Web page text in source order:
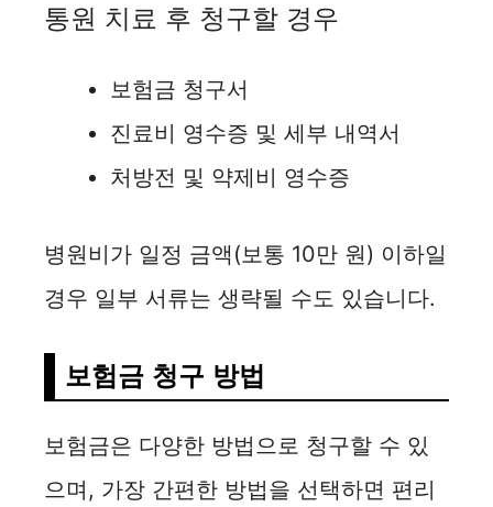
통원 치료 후 청구할 경우
보험금 청구서
진료비 영수증 및 세부 내역서
처방전 및 약제비 영수증
병원비가 일정 금액(보통 10만 원) 이하일
경우 일부 서류는 생략될 수도 있습니다.
보험금 청구 방법
보험금은 다양한 방법으로 청구할 수 있
으며, 가장 간편한 방법을 선택하면 편리